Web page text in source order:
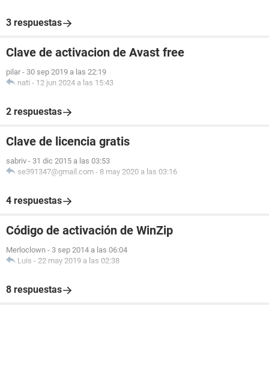
3 respuestas
Clave de activacion de Avast free
pilar - 30 sep 2019 a las 22:19
nati - 12 jun 2024 a las 15:43
2 respuestas
Clave de licencia gratis
sabriv - 31 dic 2015 a las 03:53
se391347@gmail.com - 8 may 2020 a las 03:16
4 respuestas
Código de activación de WinZip
Merloclown - 3 sep 2014 a las 06:04
Luis - 22 may 2019 a las 02:38
8 respuestas